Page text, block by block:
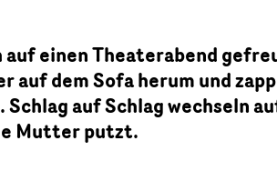
einen Theaterabend
auf dem Sofa herum und
Schlag auf Schlag wechseln
Mutter putzt.